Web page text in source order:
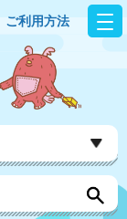
ご利用方法